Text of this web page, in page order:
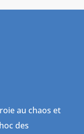
au chaos et
des